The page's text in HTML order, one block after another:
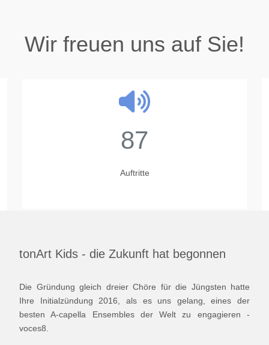
Wir freuen uns auf Sie!
87
Auftritte
tonArt Kids - die Zukunft hat begonnen
Die Gründung gleich dreier Chöre für die Jüngsten hatte
Ihre Initialzündung 2016, als es uns gelang, eines der
besten A-capella Ensembles der Welt zu engagieren -
voces8.